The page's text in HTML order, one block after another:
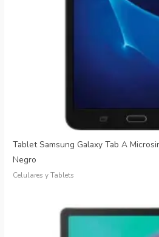
Tablet Samsung Galaxy Tab A
Negro
Celulares y Tablets